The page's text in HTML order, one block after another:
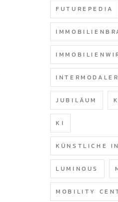
FUTUREPEDIA
JUBILÄUM
KI
KÜNSTLICHE
LUMINOUS
MOBILITY